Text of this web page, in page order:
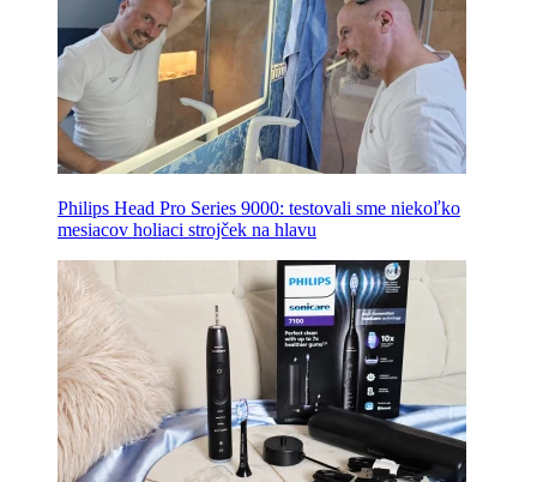
Philips Head Pro Series 9000: testovali sme niekoľko
mesiacov holiaci strojček na hlavu